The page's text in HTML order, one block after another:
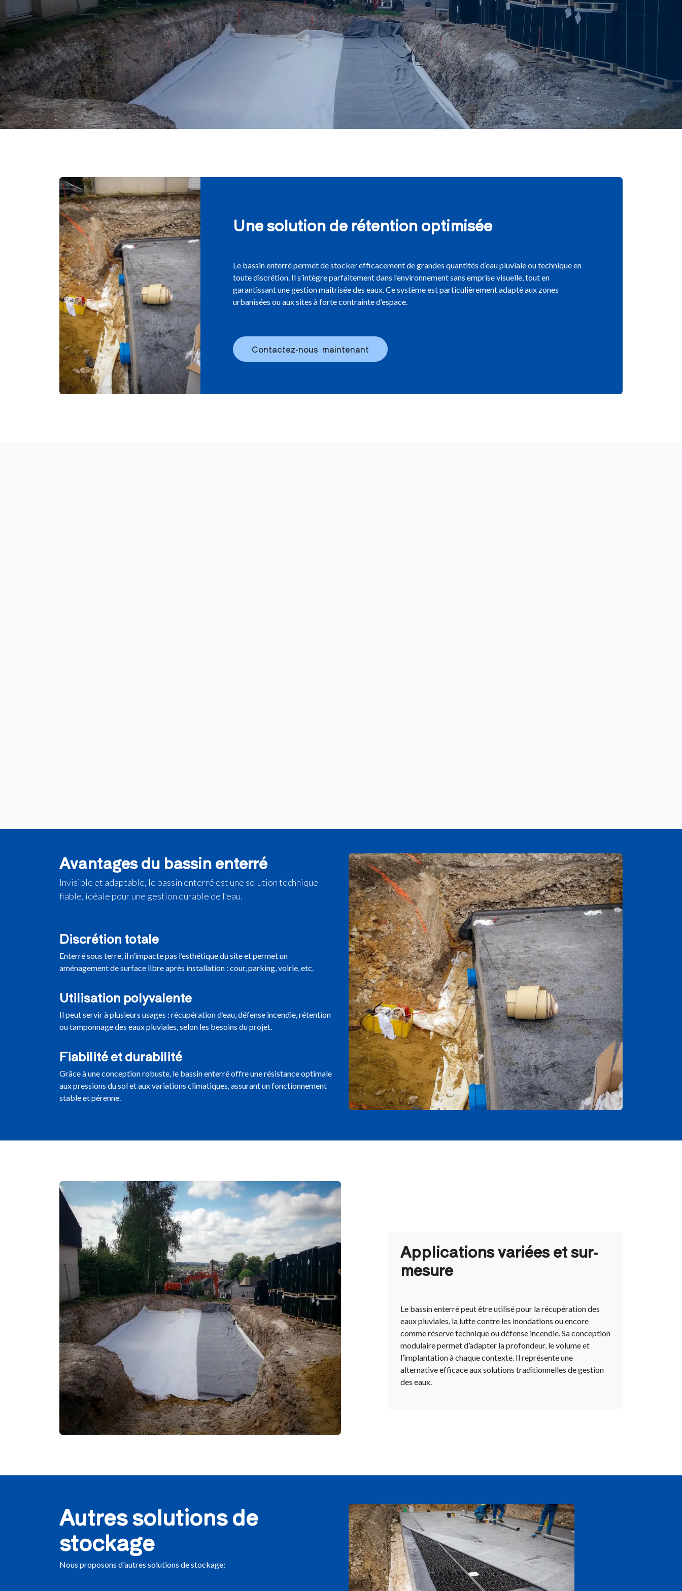
Une solution de rétention optimisée
Le bassin enterré permet de stocker efficacement de grandes quantités d’eau pluviale ou technique en
toute discrétion. Il s’intègre parfaitement dans l’environnement sans emprise visuelle, tout en
garantissant une gestion maîtrisée des eaux. Ce système est particulièrement adapté aux zones
urbanisées ou aux sites à forte contrainte d’espace.
Contactez-nous maintenant
Avantages du bassin enterré
Invisible et adaptable, le bassin enterré est une solution technique
fiable, idéale pour une gestion durable de l’eau.
Discrétion totale
Enterré sous terre, il n’impacte pas l’esthétique du site et permet un
aménagement de surface libre après installation : cour, parking, voirie, etc.
Utilisation polyvalente
Il peut servir à plusieurs usages : récupération d’eau, défense incendie, rétention
ou tamponnage des eaux pluviales, selon les besoins du projet.
Fiabilité et durabilité
Grâce à une conception robuste, le bassin enterré offre une résistance optimale
aux pressions du sol et aux variations climatiques, assurant un fonctionnement
stable et pérenne.
Applications variées et sur-
mesure
Le bassin enterré peut être utilisé pour la récupération des
eaux pluviales, la lutte contre les inondations ou encore
comme réserve technique ou défense incendie. Sa conception
modulaire permet d’adapter la profondeur, le volume et
l’implantation à chaque contexte. Il représente une
alternative efficace aux solutions traditionnelles de gestion
des eaux.
Autres solutions de
stockage
Nous proposons d'autres solutions de stockage: